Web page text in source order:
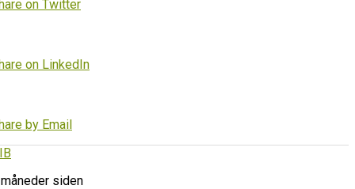
on Twitter
on LinkedIn
by Email
siden